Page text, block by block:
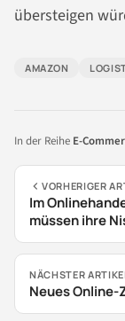
übersteigen
AMAZON
In der Reihe E-
VORHERIGER
Im
müssen ihre
NÄCHSTER
Neues